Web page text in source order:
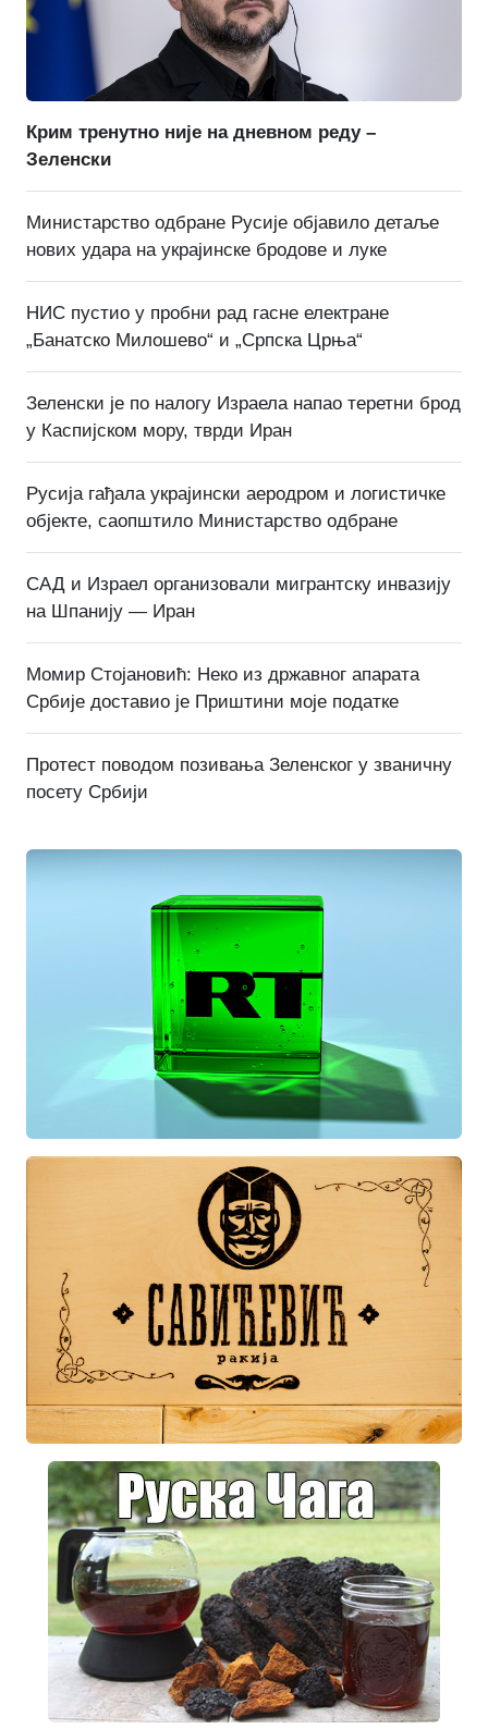
Крим тренутно није на дневном реду –
Зеленски
Министарство одбране Русије објавило детаље
нових удара на украјинске бродове и луке
НИС пустио у пробни рад гасне електране
„Банатско Милошево“ и „Српска Црња“
Зеленски је по налогу Израела напао теретни брод
у Каспијском мору, тврди Иран
Русија гађала украјински аеродром и логистичке
објекте, саопштило Министарство одбране
САД и Израел организовали мигрантску инвазију
на Шпанију — Иран
Момир Стојановић: Неко из државног апарата
Србије доставио је Приштини моје податке
Протест поводом позивања Зеленског у званичну
посету Србији